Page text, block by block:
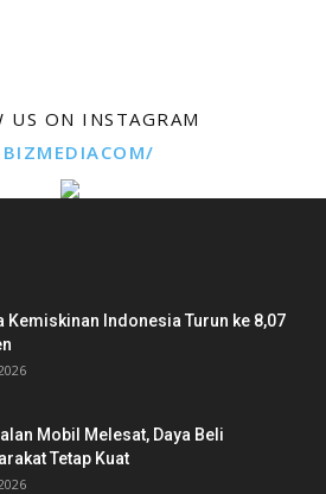
US ON INSTAGRAM
Kemiskinan Indonesia Turun ke 8,07
Mobil Melesat, Daya Beli
Tetap Kuat